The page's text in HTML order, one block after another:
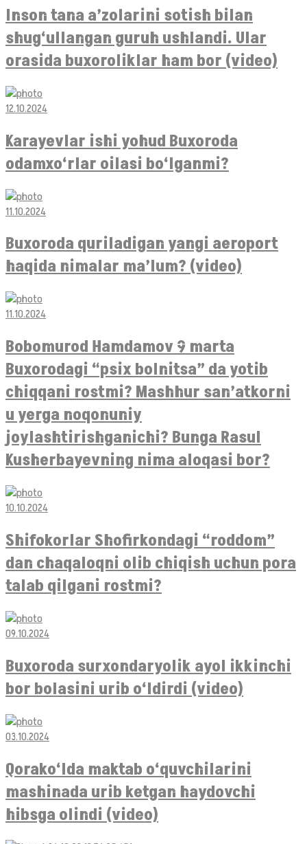
Inson tana a’zolarini sotish bilan
shug‘ullangan guruh ushlandi. Ular
orasida buxoroliklar ham bor (video)
12.10.2024
Karayevlar ishi yohud Buxoroda
odamxo‘rlar oilasi bo‘lganmi?
11.10.2024
Buxoroda quriladigan yangi aeroport
haqida nimalar ma’lum? (video)
11.10.2024
Bobomurod Hamdamov 9 marta
Buxorodagi “psix bolnitsa” da yotib
chiqqani rostmi? Mashhur san’atkorni
u yerga noqonuniy
joylashtirishganichi? Bunga Rasul
Kusherbayevning nima aloqasi bor?
10.10.2024
Shifokorlar Shofirkondagi “roddom”
dan chaqaloqni olib chiqish uchun pora
talab qilgani rostmi?
09.10.2024
Buxoroda surxondaryolik ayol ikkinchi
bor bolasini urib o‘ldirdi (video)
03.10.2024
Qorako‘lda maktab o‘quvchilarini
mashinada urib ketgan haydovchi
hibsga olindi (video)